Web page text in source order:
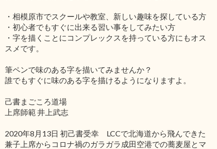
・相模原市でスクールや教室、新しい趣味を探している方
・初心者でもすぐに出来る習い事をしてみたい方
・字を描くことにコンプレックスを持っている方にもオス
スメです。
筆ペンで味のある字を描いてみませんか？
誰でもすぐに味のある字を描けるようになりますよ。
己書まごころ道場
上席師範 井上武志
2020年8月13日 初己書受幸 LCCで北海道から飛んできた
兼子上席からコロナ禍のガラガラ成田空港での蕎麦屋とマ